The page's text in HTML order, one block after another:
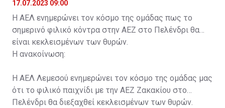
17.07.2023 09:00
Η ΑΕΛ ενημερώνει τον κόσμο της ομάδας πως το
σημερινό φιλικό κόντρα στην ΑΕΖ στο Πελένδρι θα
είναι κεκλεισμένων των θυρών.
Η ανακοίνωση:
Η ΑΕΛ Λεμεσού ενημερώνει τον κόσμο της ομάδας μας
ότι το φιλικό παιχνίδι με την ΑΕΖ Ζακακίου στο
Πελένδρι θα διεξαχθεί κεκλεισμένων των θυρών.